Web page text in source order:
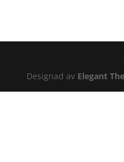
Designad av Elegant